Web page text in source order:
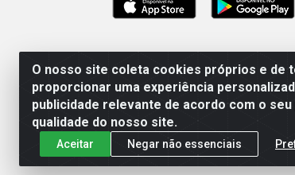
O nosso site coleta cookies próprios e de
proporcionar uma experiência
publicidade relevante de acordo com o
qualidade do nosso site.
Aceitar Negar não essenciais
Linhavix Distribuidora